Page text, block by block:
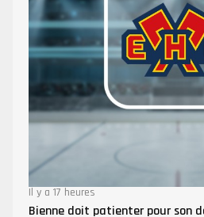
Il y a 17 heures
Bienne doit patienter pour son